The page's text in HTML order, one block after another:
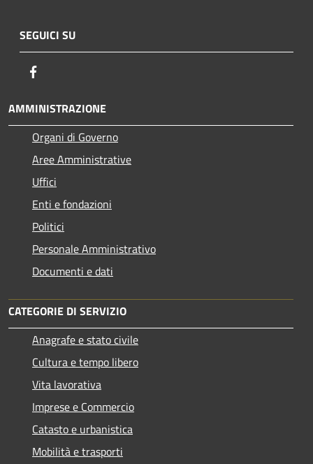
SEGUICI SU
AMMINISTRAZIONE
Organi di Governo
Aree Amministrative
Uffici
Enti e fondazioni
Politici
Personale Amministrativo
Documenti e dati
CATEGORIE DI SERVIZIO
Anagrafe e stato civile
Cultura e tempo libero
Vita lavorativa
Imprese e Commercio
Catasto e urbanistica
Mobilità e trasporti